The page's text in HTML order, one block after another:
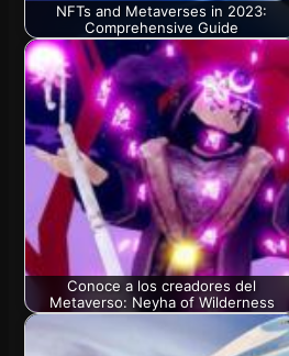
NFTs and Metaverses in 2023:
Comprehensive Guide
Conoce a los creadores del
Metaverso: Neyha of Wilderness